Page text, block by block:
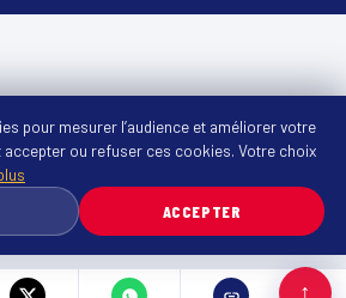
↑
pour mesurer l’audience et améliorer votre
accepter ou refuser ces cookies. Votre choix
ACCEPTER